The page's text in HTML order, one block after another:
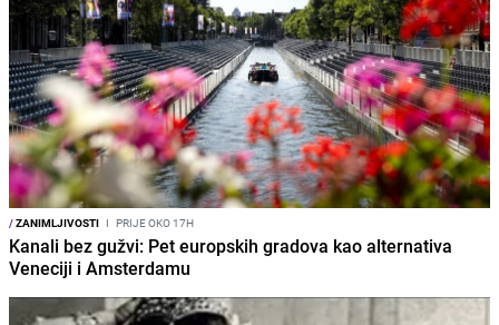
/ZANIMLJIVOSTI I PRIJE OKO 17H
Kanali bez gužvi: Pet europskih gradova kao alternativa
Veneciji i Amsterdamu